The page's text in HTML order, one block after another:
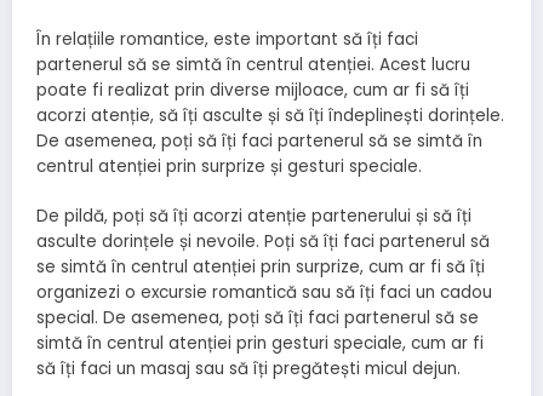
În relațiile romantice, este important să îți faci
partenerul să se simtă în centrul atenției. Acest lucru
poate fi realizat prin diverse mijloace, cum ar fi să îți
acorzi atenție, să îți asculte și să îți îndeplinești dorințele.
De asemenea, poți să îți faci partenerul să se simtă în
centrul atenției prin surprize și gesturi speciale.
De pildă, poți să îți acorzi atenție partenerului și să îți
asculte dorințele și nevoile. Poți să îți faci partenerul să
se simtă în centrul atenției prin surprize, cum ar fi să îți
organizezi o excursie romantică sau să îți faci un cadou
special. De asemenea, poți să îți faci partenerul să se
simtă în centrul atenției prin gesturi speciale, cum ar fi
să îți faci un masaj sau să îți pregătești micul dejun.